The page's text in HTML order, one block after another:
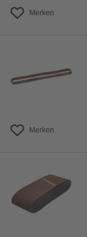
Merken
Merken